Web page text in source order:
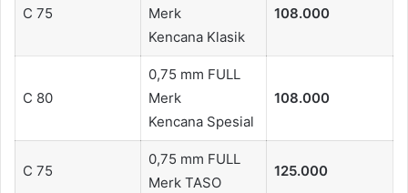
C 75
Merk
Kencana Klasik
108.000
C 80
0,75 mm FULL
Merk
Kencana Spesial
108.000
C 75
0,75 mm FULL
Merk TASO
125.000